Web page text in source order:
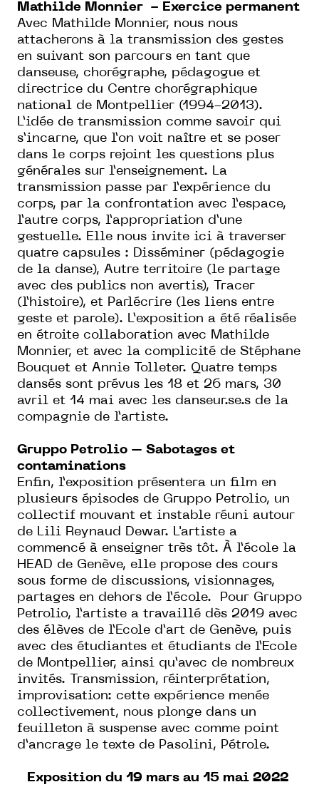
Mathilde Monnier - Exercice permanent
Avec Mathilde Monnier, nous nous
attacherons à la transmission des gestes
en suivant son parcours en tant que
danseuse, chorégraphe, pédagogue et
directrice du Centre chorégraphique
national de Montpellier (1994-2013).
L’idée de transmission comme savoir qui
s’incarne, que l’on voit naître et se poser
dans le corps rejoint les questions plus
générales sur l’enseignement. La
transmission passe par l’expérience du
corps, par la confrontation avec l’espace,
l’autre corps, l’appropriation d’une
gestuelle. Elle nous invite ici à traverser
quatre capsules : Disséminer (pédagogie
de la danse), Autre territoire (le partage
avec des publics non avertis), Tracer
(l’histoire), et Parlécrire (les liens entre
geste et parole). L’exposition a été réalisée
en étroite collaboration avec Mathilde
Monnier, et avec la complicité de Stéphane
Bouquet et Annie Tolleter. Quatre temps
dansés sont prévus les 18 et 26 mars, 30
avril et 14 mai avec les danseur.se.s de la
compagnie de l’artiste.
Gruppo Petrolio – Sabotages et
contaminations
Enfin, l’exposition présentera un film en
plusieurs épisodes de Gruppo Petrolio, un
collectif mouvant et instable réuni autour
de Lili Reynaud Dewar. L'artiste a
commencé à enseigner très tôt. À l’école la
HEAD de Genève, elle propose des cours
sous forme de discussions, visionnages,
partages en dehors de l’école. Pour Gruppo
Petrolio, l’artiste a travaillé dès 2019 avec
des élèves de l’Ecole d’art de Genève, puis
avec des étudiantes et étudiants de l’Ecole
de Montpellier, ainsi qu’avec de nombreux
invités. Transmission, réinterprétation,
improvisation: cette expérience menée
collectivement, nous plonge dans un
feuilleton à suspense avec comme point
d’ancrage le texte de Pasolini, Pétrole.
Exposition du 19 mars au 15 mai 2022